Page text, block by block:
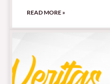
READ MORE »